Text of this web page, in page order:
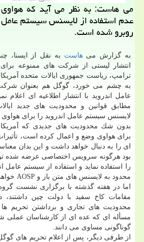
می هاست: به نظر می آید كه هواوی
عدم استفاده از لایسنس سیستم
روبرو شده است.
به گزارش میهاست به نقل از ایسنا،
انتشار لیستی از شركت های ممنوعه
ترامپ، ریاست جمهوری ایالات متحده
به چشم می خورد، گوگل هم بعنوان
عامل اندروید با انتشار اطلاعیه ای اعلام
مطابق قوانین و محدودیت های جدید
لایسنس سیستم عامل اندروید را برای هواوی
بدون شك محدودیت های جدیدی كه
برای هواوی وضع و اعمال كرده است،
ای را به دنبال خواهد داشت و این بدان
بود هرگونه سرویس اختصاصی عرضه شده
را استفاده نماید و استفاده از سیستم عامل
محدود به لایسنس های متن باز و AOSP خواهد بود.
اما در هفته گذشته با برگزاری نشست
مقامات كاخ سفید با دولت چین داشتند،
محدودیت های تجاری و برداشتن تحریم
مسأله ای كه عده ای از كارشناسان عملی
گوناگونی مساوی می دانند.
از طرفی دیگر، پس از اعلام تحریم های